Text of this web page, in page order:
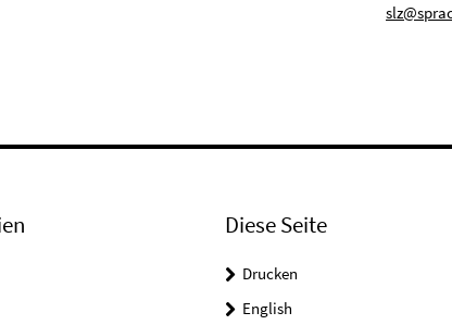
Diese Seite
Drucken
English